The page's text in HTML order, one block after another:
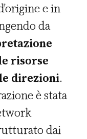
e in
da
risorse
direzioni.
è stata
dai